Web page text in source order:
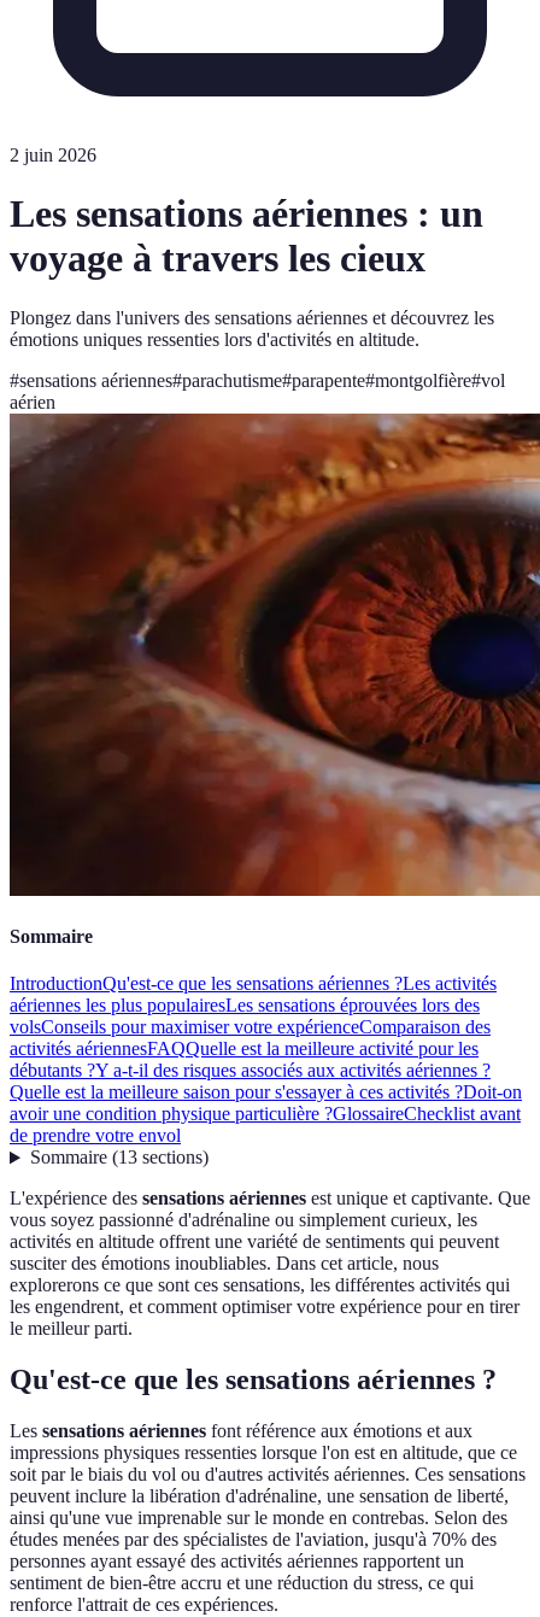
2 juin 2026
Les sensations aériennes : un
voyage à travers les cieux
Plongez dans l'univers des sensations aériennes et découvrez les
émotions uniques ressenties lors d'activités en altitude.
#sensations aériennes#parachutisme#parapente#montgolfière#vol
aérien
Sommaire
IntroductionQu'est-ce que les sensations aériennes ?Les activités
aériennes les plus populairesLes sensations éprouvées lors des
volsConseils pour maximiser votre expérienceComparaison des
activités aériennesFAQQuelle est la meilleure activité pour les
débutants ?Y a-t-il des risques associés aux activités aériennes ?
Quelle est la meilleure saison pour s'essayer à ces activités ?Doit-on
avoir une condition physique particulière ?GlossaireChecklist avant
de prendre votre envol
Sommaire(13 sections)
L'expérience des sensations aériennes est unique et captivante. Que
vous soyez passionné d'adrénaline ou simplement curieux, les
activités en altitude offrent une variété de sentiments qui peuvent
susciter des émotions inoubliables. Dans cet article, nous
explorerons ce que sont ces sensations, les différentes activités qui
les engendrent, et comment optimiser votre expérience pour en tirer
le meilleur parti.
Qu'est-ce que les sensations aériennes ?
Les sensations aériennes font référence aux émotions et aux
impressions physiques ressenties lorsque l'on est en altitude, que ce
soit par le biais du vol ou d'autres activités aériennes. Ces sensations
peuvent inclure la libération d'adrénaline, une sensation de liberté,
ainsi qu'une vue imprenable sur le monde en contrebas. Selon des
études menées par des spécialistes de l'aviation, jusqu'à 70% des
personnes ayant essayé des activités aériennes rapportent un
sentiment de bien-être accru et une réduction du stress, ce qui
renforce l'attrait de ces expériences.